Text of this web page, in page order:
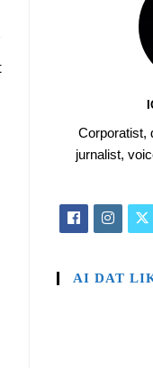
Corporatist,
jurnalist,
AI DAT